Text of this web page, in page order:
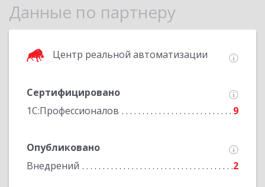
Данные по партнеру
Центр реальной автоматизации
Сертифицировано
1С:Профессионалов
9
Опубликовано
Внедрений
2